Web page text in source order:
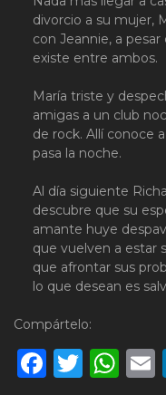
divorcio a su mujer,
con Jeannie, a
existe entre ambos.
María triste y
amigas a un club
de rock. Allí conoce
pasa la noche.
Al día siguiente
descubre que su
amante huye
que vuelven a estar
que afrontar sus
lo que desean es
Compártelo: